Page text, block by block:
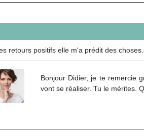
retours positifs elle m'a prédit des
Bonjour Didier, je te remercie
vont se réaliser. Tu le mérites.